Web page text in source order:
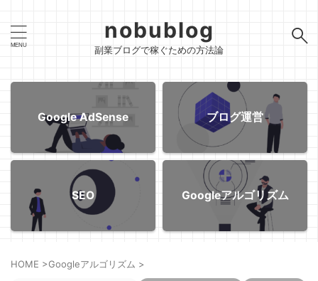
nobublog
副業ブログで稼ぐための方法論
Google AdSense ブログ運営
SEO Googleアルゴリズム
HOME >Googleアルゴリズム >